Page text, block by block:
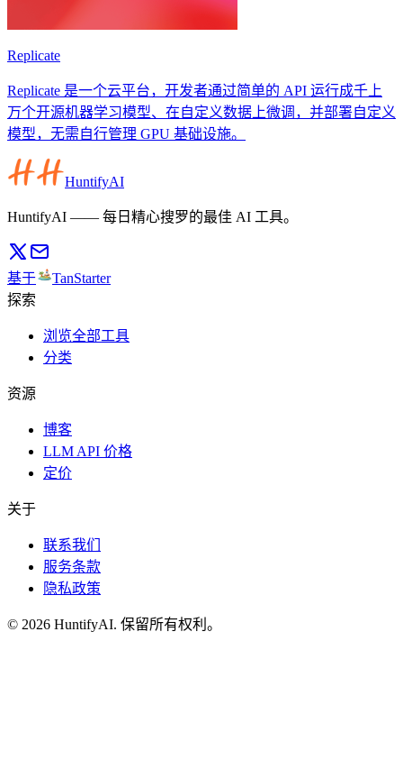
Replicate
Replicate 是一个云平台，开发者通过简单的 API 运行成千上
万个开源机器学习模型、在自定义数据上微调，并部署自定义
模型，无需自行管理 GPU 基础设施。
HuntifyAI
HuntifyAI —— 每日精心搜罗的最佳 AI 工具。
基于
TanStarter
探索
浏览全部工具
分类
资源
博客
LLM API 价格
定价
关于
联系我们
服务条款
隐私政策
© 2026 HuntifyAI. 保留所有权利。